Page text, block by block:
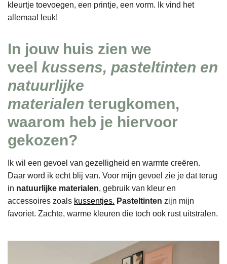
kleurtje toevoegen, een printje, een vorm. Ik vind het
allemaal leuk!
In jouw huis zien we
veel kussens, pasteltinten en
natuurlijke
materialen terugkomen,
waarom heb je hiervoor
gekozen?
Ik wil een gevoel van gezelligheid en warmte creëren.
Daar word ik echt blij van. Voor mijn gevoel zie je dat terug
in natuurlijke materialen, gebruik van kleur en
accessoires zoals kussentjes. Pasteltinten zijn mijn
favoriet. Zachte, warme kleuren die toch ook rust uitstralen.